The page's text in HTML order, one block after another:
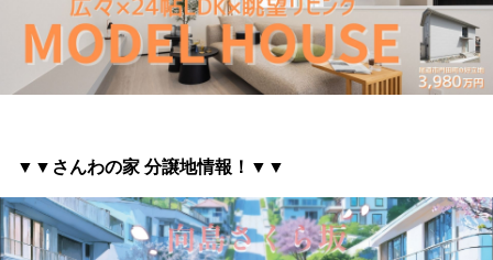
▼▼さんわの家 分譲地情報 ！▼▼